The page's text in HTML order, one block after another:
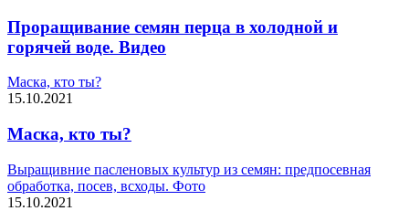
Проращивание семян перца в холодной и
горячей воде. Видео
Маска, кто ты?
15.10.2021
Маска, кто ты?
Выращивние пасленовых культур из семян: предпосевная
обработка, посев, всходы. Фото
15.10.2021